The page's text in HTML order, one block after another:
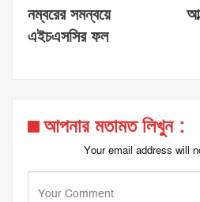
নম্বরের সমন্বয়ে
এইচএসসির ফল
আপনার মতামত লিখুন :
Your email address will